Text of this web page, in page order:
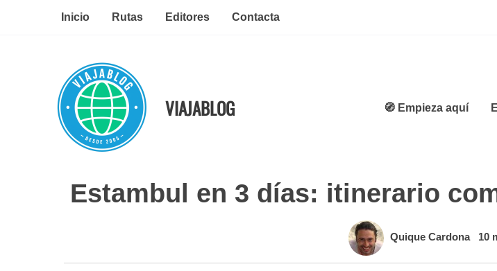
Inicio Rutas Editores Contacta
VIAJABLOG 🧭 Empieza aquí
Estambul en 3 días: itinerario
Quique Cardona 10